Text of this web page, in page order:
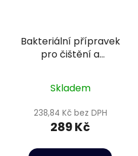
Bakteriální přípravek
pro čištění a
nitrivec 100 ml
Skladem
238,84 Kč bez DPH
289 Kč